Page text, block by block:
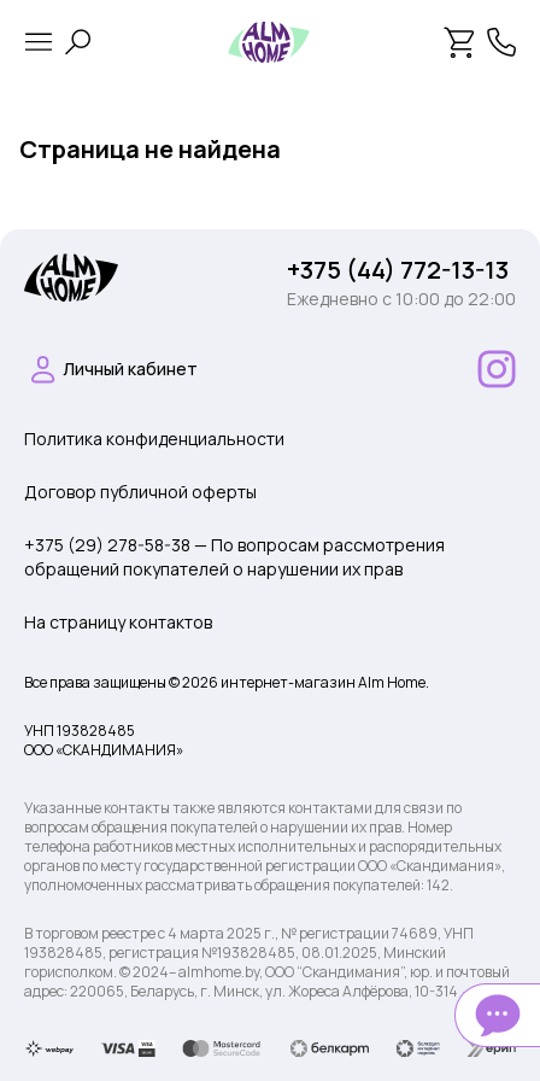
Страница не найдена
+375 (44) 772-13-13
Ежедневно c 10:00 до 22:00
Личный кабинет
Политика конфиденциальности
Договор публичной оферты
+375 (29) 278-58-38 — По вопросам рассмотрения
обращений покупателей о нарушении их прав
На страницу контактов
Все права защищены © 2026 интернет-магазин Alm Home.
УНП 193828485
ООО «СКАНДИМАНИЯ»
Указанные контакты также являются контактами для связи по
вопросам обращения покупателей о нарушении их прав. Номер
телефона работников местных исполнительных и распорядительных
органов по месту государственной регистрации ООО «Скандимания»,
уполномоченных рассматривать обращения покупателей: 142.
В торговом реестре с 4 марта 2025 г., № регистрации 74689, УНП
193828485, регистрация №193828485, 08.01.2025, Минский
горисполком. © 2024– almhome.by, ООО “Скандимания”, юр. и почтовый
адрес: 220065, Беларусь, г. Минск, ул. Жореса Алфёрова, 10-314